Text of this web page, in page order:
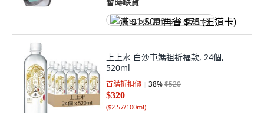
满 $1,500 再省 $75 (王道卡)
上上水 白沙屯媽祖祈福款, 24個,
520ml
首購折扣價 38%$520
$320
($2.57/100ml)